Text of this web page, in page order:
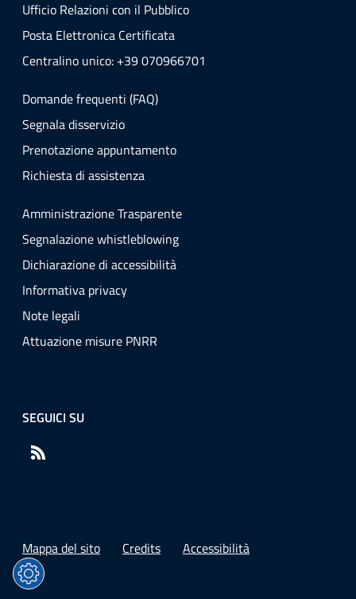
Ufficio Relazioni con il Pubblico
Posta Elettronica Certificata
Centralino unico: +39 070966701
Domande frequenti (FAQ)
Segnala disservizio
Prenotazione appuntamento
Richiesta di assistenza
Amministrazione Trasparente
Segnalazione whistleblowing
Dichiarazione di accessibilità
Informativa privacy
Note legali
Attuazione misure PNRR
SEGUICI SU
Mappa del sito Credits Accessibilità